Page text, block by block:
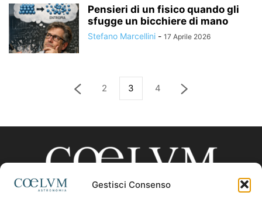
Gestisci Consenso
Pensieri di un fisico quando gli
sfugge un bicchiere di mano
Stefano Marcellini - 17 Aprile 2026
2 3 4